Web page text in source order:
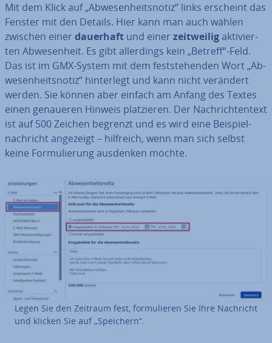
Mit dem Klick auf „Ab­we­sen­heits­no­tiz“ links erscheint das
Fenster mit den Details. Hier kann man auch wählen
zwischen einer dauerhaft und einer zeit­wei­ligak­ti­vier­
ten Ab­we­sen­heit. Es gibt al­ler­dings kein „Betreff“-Feld.
Das ist im GMX-System mit dem fest­ste­hen­den Wort „Ab­
we­sen­heits­no­tiz“ hin­ter­legt und kann nicht verändert
werden. Sie können aber einfach am Anfang des Textes
einen genaueren Hinweis plat­zie­ren. Der Nach­rich­ten­text
ist auf 500 Zeichen begrenzt und es wird eine Bei­spiel­
nach­richt angezeigt – hilfreich, wenn man sich selbst
keine For­mu­lie­rung ausdenken möchte.
Legen Sie den Zeitraum fest, for­mu­lie­ren Sie Ihre Nachricht
und klicken Sie auf „Speichern“.